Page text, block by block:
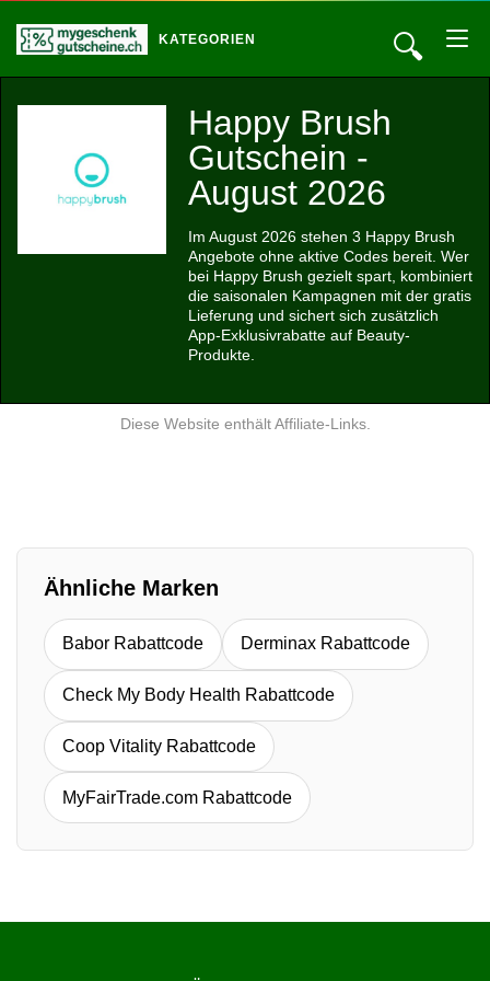
🔍
KATEGORIEN
Happy Brush
Gutschein -
August 2026
Im August 2026 stehen 3 Happy Brush
Angebote ohne aktive Codes bereit. Wer
bei Happy Brush gezielt spart, kombiniert
die saisonalen Kampagnen mit der gratis
Lieferung und sichert sich zusätzlich
App-Exklusivrabatte auf Beauty-
Produkte.
Diese Website enthält Affiliate-Links.
Ähnliche Marken
Babor Rabattcode Derminax Rabattcode
Check My Body Health Rabattcode
Coop Vitality Rabattcode
MyFairTrade.com Rabattcode